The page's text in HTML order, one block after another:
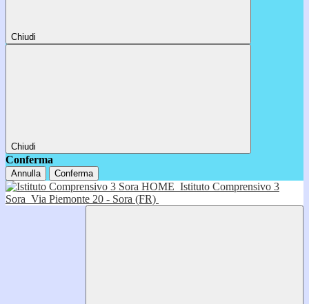
Chiudi
Chiudi
Conferma
Annulla Conferma
HOME Istituto Comprensivo 3
Sora Via Piemonte 20 - Sora (FR)